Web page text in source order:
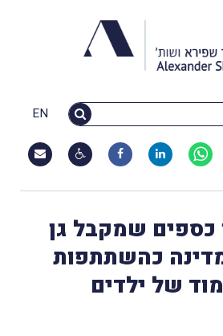
EN
כספים שמקבל גן
כהשתתפות
של ילדים